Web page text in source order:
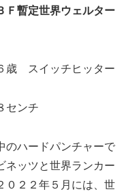
Ｆ暫定世界ウェルター
歳 スイッチヒッター
センチ
のハードパンチャーで
ネッツと世界ランカー
０２２年５月には、世